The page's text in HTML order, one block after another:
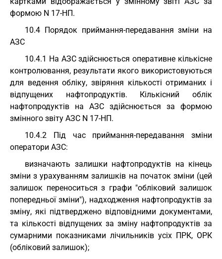
формою N 17-НП.
10.4 Порядок приймання-передавання зміни на
АЗС
10.4.1 На АЗС здійснюється оперативне кількісне
контролювання, результати якого використовуються
для ведення обліку, звіряння кількості отриманих і
відпущених нафтопродуктів. Кількісний облік
нафтопродуктів на АЗС здійснюється за формою
змінного звіту АЗС N 17-НП.
10.4.2 Під час приймання-передавання зміни
оператори АЗС:
визначають залишки нафтопродуктів на кінець
зміни з урахуванням залишків на початок зміни (цей
залишок переноситься з графи "обліковий залишок
попередньої зміни"), надходження нафтопродуктів за
зміну, які підтверджено відповідними документами,
та кількості відпущених за зміну нафтопродуктів за
сумарними показниками лічильників усіх ПРК, ОРК
(обліковий залишок);